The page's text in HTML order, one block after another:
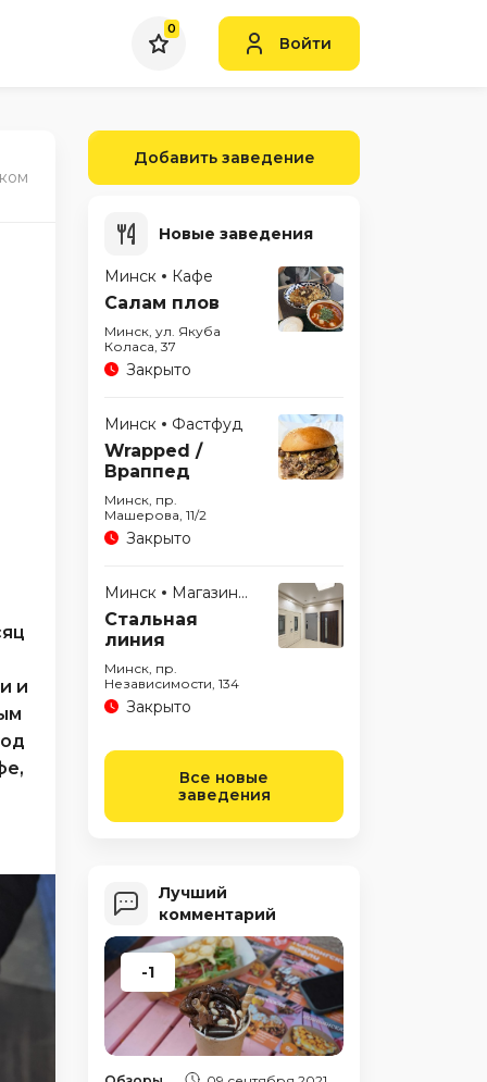
0
Войти
и
Добавить заведение
Новые заведения
Минск Кафе
Салам плов
Минск, ул. Якуба
Коласа, 37
Закрыто
Минск Фастфуд
Wrapped /
Враппед
Минск, пр.
Машерова, 11/2
Закрыто
Минск Магазины
Стальная
линия
Минск, пр.
Независимости, 134
Закрыто
Все новые
заведения
Лучший
комментарий
-1